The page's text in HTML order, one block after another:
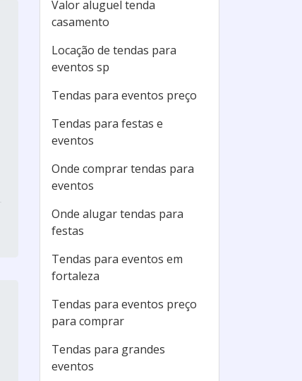
Valor aluguel tenda
casamento
Locação de tendas para
eventos sp
Tendas para eventos preço
Tendas para festas e
eventos
Onde comprar tendas para
eventos
Onde alugar tendas para
festas
Tendas para eventos em
fortaleza
Tendas para eventos preço
para comprar
Tendas para grandes
eventos